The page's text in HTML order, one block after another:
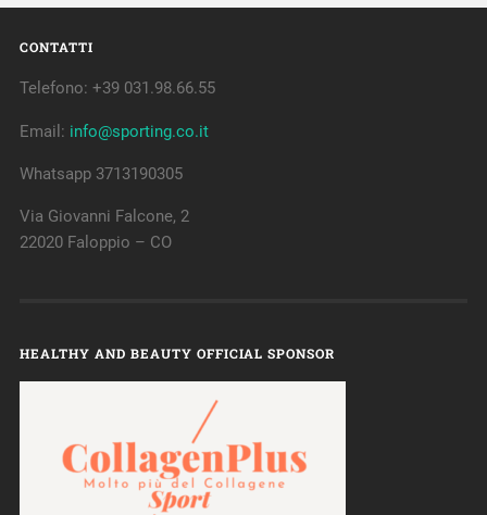
CONTATTI
Telefono: +39 031.98.66.55
Email: info@sporting.co.it
Whatsapp 3713190305
Via Giovanni Falcone, 2
22020 Faloppio – CO
HEALTHY AND BEAUTY OFFICIAL SPONSOR